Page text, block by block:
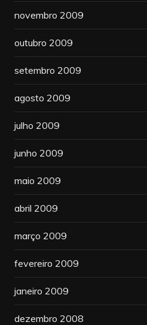
novembro 2009
outubro 2009
setembro 2009
agosto 2009
julho 2009
junho 2009
maio 2009
abril 2009
março 2009
fevereiro 2009
janeiro 2009
dezembro 2008